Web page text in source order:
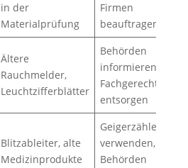
in der
Materialprüfung
Firmen
beauftragen
Ältere
Rauchmelder,
Leuchtzifferblätter
Behörden
informieren,
Fachgerecht
entsorgen
Blitzableiter, alte
Medizinprodukte
Geigerzähler
verwenden,
Behörden